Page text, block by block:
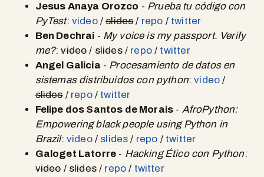
Jesus Anaya Orozco - Prueba tu código con
PyTest: video/slides/ repo / twitter
Ben Dechrai - My voice is my passport. Verify
me?:video/slides/ repo/ twitter
Angel Galicia - Procesamiento de datos en
sistemas distribuidos con python:video /
slides/ repo/ twitter
Felipe dos Santos de Morais - AfroPython:
Empowering black people using Python in
Brazil: video/ slides / repo / twitter
Galoget Latorre - Hacking Ético con Python:
video/slides/ repo / twitter